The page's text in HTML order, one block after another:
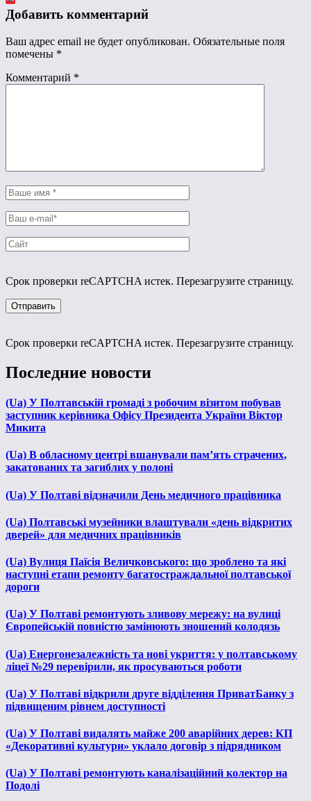
Добавить комментарий
Ваш адрес email не будет опубликован. Обязательные поля
помечены *
Комментарий *
Срок проверки reCAPTCHA истек. Перезагрузите страницу.
Срок проверки reCAPTCHA истек. Перезагрузите страницу.
Последние новости
(Ua) У Полтавській громаді з робочим візитом побував
заступник керівника Офісу Президента України Віктор
Микита
(Ua) В обласному центрі вшанували пам’ять страчених,
закатованих та загиблих у полоні
(Ua) У Полтаві відзначили День медичного працівника
(Ua) Полтавські музейники влаштували «день відкритих
дверей» для медичних працівників
(Ua) Вулиця Паїсія Величковського: що зроблено та які
наступні етапи ремонту багатостраждальної полтавської
дороги
(Ua) У Полтаві ремонтують зливову мережу: на вулиці
Європейській повністю замінюють зношений колодязь
(Ua) Енергонезалежність та нові укриття: у полтавському
ліцеї №29 перевірили, як просуваються роботи
(Ua) У Полтаві відкрили друге відділення ПриватБанку з
підвищеним рівнем доступності
(Ua) У Полтаві видалять майже 200 аварійних дерев: КП
«Декоративні культури» уклало договір з підрядником
(Ua) У Полтаві ремонтують каналізаційний колектор на
Подолі